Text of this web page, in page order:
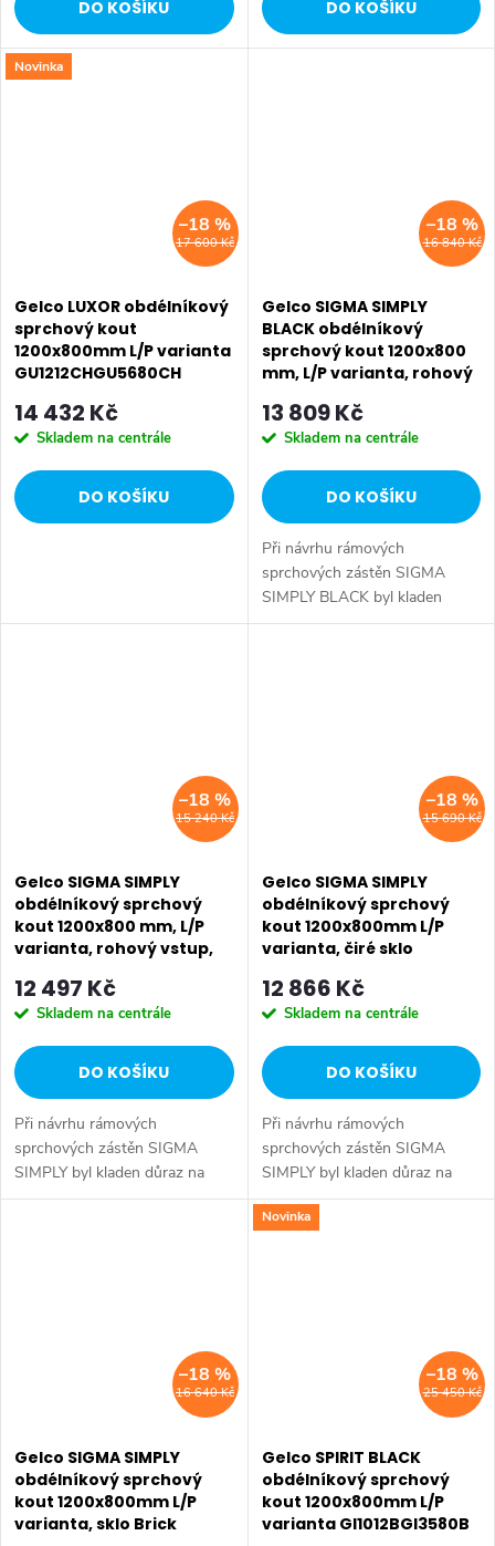
DO KOŠÍKU DO KOŠÍKU
Novinka
17 600 Kč
–18 %
Gelco LUXOR obdélníkový
sprchový kout
1200x800mm L/P varianta
GU1212CHGU5680CH
14 432 Kč
Skladem na centrále
DO KOŠÍKU
16 840 Kč
–18 %
Gelco SIGMA SIMPLY
BLACK obdélníkový
sprchový kout 1200x800
mm, L/P varianta, rohový
05
13 809 Kč
Skladem na centrále
DO KOŠÍKU
Při návrhu rámových
sprchových zástěn SIGMA
SIMPLY BLACK byl kladen
důraz na eleganci, funkčnost a
15 240 Kč
–18 %
Gelco SIGMA SIMPLY
obdélníkový sprchový
kout 1200x800 mm, L/P
varianta, rohový vstup,
12 497 Kč
Skladem na centrále
DO KOŠÍKU
Při návrhu rámových
sprchových zástěn SIGMA
SIMPLY byl kladen důraz na
eleganci, funkčnost a zejména
15 690 Kč
–18 %
Gelco SIGMA SIMPLY
obdélníkový sprchový
kout 1200x800mm L/P
varianta, čiré sklo
12 866 Kč
Skladem na centrále
DO KOŠÍKU
Při návrhu rámových
sprchových zástěn SIGMA
SIMPLY byl kladen důraz na
eleganci, funkčnost a zejména
snadnou a rychlou instalaci.
16 640 Kč
–18 %
Gelco SIGMA SIMPLY
obdélníkový sprchový
kout 1200x800mm L/P
varianta, sklo Brick
Novinka
25 450 Kč
–18 %
Gelco SPIRIT BLACK
obdélníkový sprchový
kout 1200x800mm L/P
varianta GI1012BGI3580B